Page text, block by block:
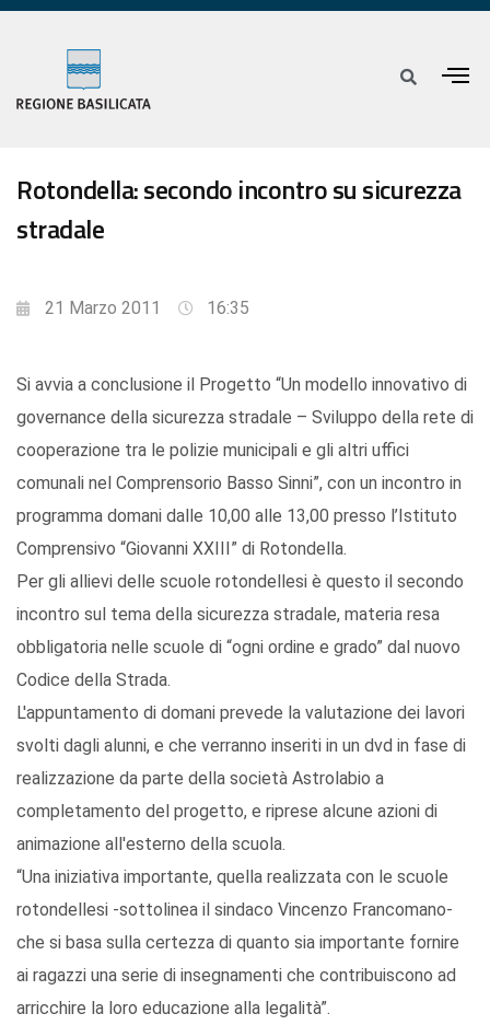
Rotondella: secondo incontro su sicurezza
stradale
21 Marzo 2011 16:35
Si avvia a conclusione il Progetto “Un modello innovativo di
governance della sicurezza stradale – Sviluppo della rete di
cooperazione tra le polizie municipali e gli altri uffici
comunali nel Comprensorio Basso Sinni”, con un incontro in
programma domani dalle 10,00 alle 13,00 presso l’Istituto
Comprensivo “Giovanni XXIII” di Rotondella.
Per gli allievi delle scuole rotondellesi è questo il secondo
incontro sul tema della sicurezza stradale, materia resa
obbligatoria nelle scuole di “ogni ordine e grado” dal nuovo
Codice della Strada.
L'appuntamento di domani prevede la valutazione dei lavori
svolti dagli alunni, e che verranno inseriti in un dvd in fase di
realizzazione da parte della società Astrolabio a
completamento del progetto, e riprese alcune azioni di
animazione all'esterno della scuola.
“Una iniziativa importante, quella realizzata con le scuole
rotondellesi -sottolinea il sindaco Vincenzo Francomano-
che si basa sulla certezza di quanto sia importante fornire
ai ragazzi una serie di insegnamenti che contribuiscono ad
arricchire la loro educazione alla legalità”.